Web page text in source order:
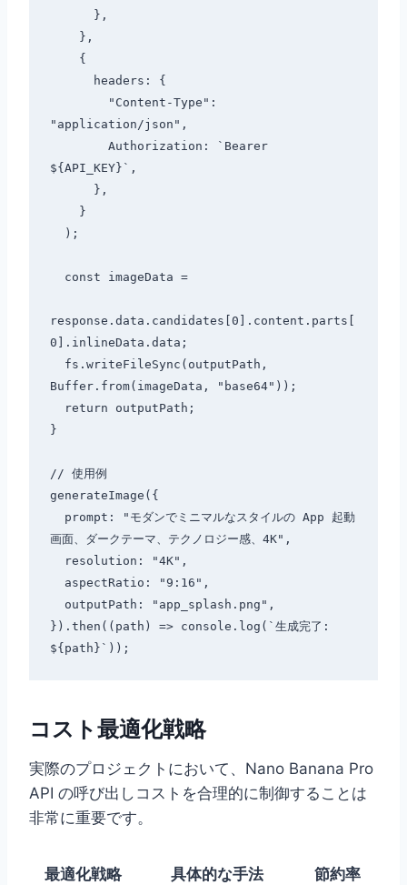
"application/json",
${API_KEY}`,
response.data.candidates[0].content.parts[
0].inlineData.data;
Buffer.from(imageData, "base64"));
}
// 使用例
generateImage({
画面、ダークテーマ、テクノロジー感、4K",
}).then((path) => console.log(`生成完了:
コスト最適化戦略
実際のプロジェクトにおいて、Nano Banana Pro
API の呼び出しコストを合理的に制御することは
非常に重要です。
最適化戦略 具体的な手法 節約率